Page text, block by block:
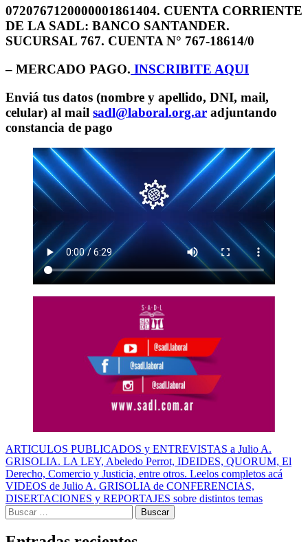
0720767120000001861404. CUENTA CORRIENTE
DE LA SADL: BANCO SANTANDER.
SUCURSAL 767. CUENTA N° 767-18614/0
– MERCADO PAGO. INSCRIBITE AQUI
Enviá tus datos (nombre y apellido, DNI, mail,
celular) al mail sadl@laboral.org.ar adjuntando
constancia de pago
Navegación
de
entradas
ARTICULOS PUBLICADOS y ENTREVISTAS a Julio A.
GRISOLIA. LA LEY, Abeledo Perrot, IDEIDES, QUORUM, El
Derecho, Comercio y Justicia, entre otros. Leelos completos acá
VIDEOS de Julio A. GRISOLIA de CONFERENCIAS,
DISERTACIONES y REPORTAJES sobre distintos temas
Buscar: